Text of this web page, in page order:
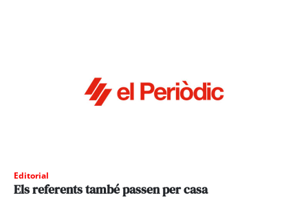
Editorial
Els referents també passen per casa